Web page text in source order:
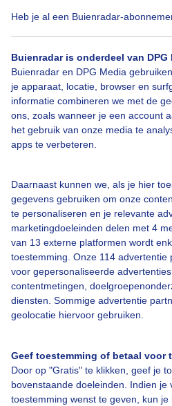
Heb je al een Buienradar-
Buienradar is onderdeel van DPG
Buienradar en DPG Media
je apparaat, locatie, browser en
informatie combineren we met de
ons, zoals wanneer je een account
het gebruik van onze media te
apps te verbeteren.
Daarnaast kunnen we, als je hier
gegevens gebruiken om onze
te personaliseren en je relevante
marketingdoeleinden delen met 4
van 13 externe platformen wordt
toestemming. Onze 114
voor gepersonaliseerde
contentmetingen,
diensten. Sommige advertentie
geolocatie hiervoor gebruiken.
Geef toestemming of betaal voor
Door op "Gratis" te klikken, geef je
bovenstaande doeleinden. Indien je
toestemming wenst te geven, kun je
Suppen Record Genieten
Over Buienradar
Bedrijfsgegevens
Contact
Toegankelijkheid